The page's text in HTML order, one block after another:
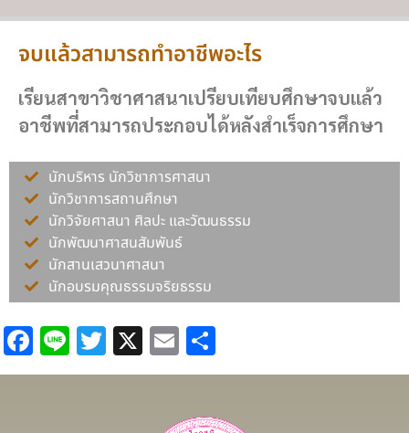
จบแล้วสามารถทำอาชีพอะไร
เรียนสาขาวิชาศาสนาเปรียบเทียบศึกษาจบแล้ว
อาชีพที่สามารถประกอบได้หลังสำเร็จการศึกษา
นักบริหาร นักวิชาการศาสนา
นักวิชาการสถานศึกษา
นักวิจัยศาสนา ศิลปะ และวัฒนธรรม
นักพัฒนาศาสนสัมพันธ์
นักสานเสวนาศาสนา
นักอบรมคุณธรรมจริยธรรม
Facebook
LineTwitter
X Email